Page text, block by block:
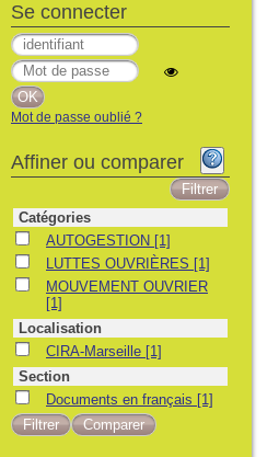
Se connecter
Mot de passe oublié ?
Affiner ou comparer
Catégories
AUTOGESTION
AUTOGESTION [1]
LUTTES OUVRIÈRES
LUTTES OUVRIÈRES [1]
MOUVEMENT OUVRIER
MOUVEMENT OUVRIER
[1]
Localisation
CIRA-Marseille
CIRA-Marseille [1]
Section
Documents en français
Documents en français [1]